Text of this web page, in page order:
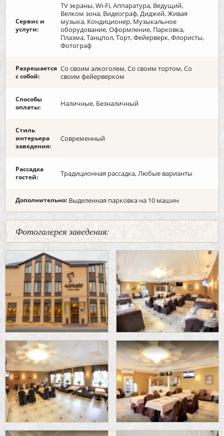
Сервис и
услуги:
TV экраны, Wi-Fi, Аппаратура, Ведущий,
Велком зона, Видеограф, Диджей, Живая
музыка, Кондиционер, Музыкальное
оборудование, Оформление, Парковка,
Плазма, Танцпол, Торт, Фейерверк, Флористы,
Фотограф
Разрешается
с собой:
Со своим алкоголем, Со своим тортом, Со
своим фейерверком
Способы
оплаты:
Наличные, Безналичный
Стиль
интерьера
заведения:
Современный
Рассадка
гостей:
Традиционная рассадка, Любые варианты
Дополнительно: Выделенная парковка на 10 машин
Фотогалерея заведения: